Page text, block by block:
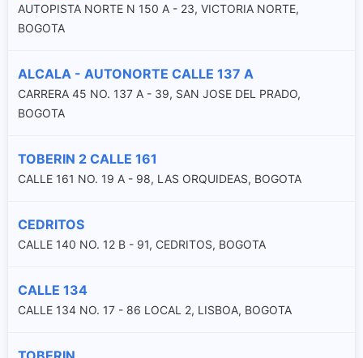
AUTOPISTA NORTE N 150 A - 23, VICTORIA NORTE,
BOGOTA
ALCALA - AUTONORTE CALLE 137 A
CARRERA 45 NO. 137 A - 39, SAN JOSE DEL PRADO,
BOGOTA
TOBERIN 2 CALLE 161
CALLE 161 NO. 19 A - 98, LAS ORQUIDEAS, BOGOTA
CEDRITOS
CALLE 140 NO. 12 B - 91, CEDRITOS, BOGOTA
CALLE 134
CALLE 134 NO. 17 - 86 LOCAL 2, LISBOA, BOGOTA